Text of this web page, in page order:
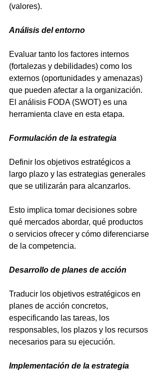
(valores).
Análisis del entorno
Evaluar tanto los factores internos
(fortalezas y debilidades) como los
externos (oportunidades y amenazas)
que pueden afectar a la organización.
El análisis FODA (SWOT) es una
herramienta clave en esta etapa.
Formulación de la estrategia
Definir los objetivos estratégicos a
largo plazo y las estrategias generales
que se utilizarán para alcanzarlos.
Esto implica tomar decisiones sobre
qué mercados abordar, qué productos
o servicios ofrecer y cómo diferenciarse
de la competencia.
Desarrollo de planes de acción
Traducir los objetivos estratégicos en
planes de acción concretos,
especificando las tareas, los
responsables, los plazos y los recursos
necesarios para su ejecución.
Implementación de la estrategia